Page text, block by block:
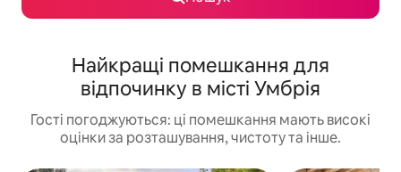
Найкращі помешкання для
відпочинку в місті Умбрія
Гості погоджуються: ці помешкання мають високі
оцінки за розташування, чистоту та інше.